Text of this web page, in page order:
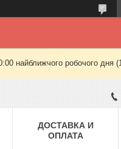
найближчого робочого дня
ДОСТАВКА И
ОПЛАТА